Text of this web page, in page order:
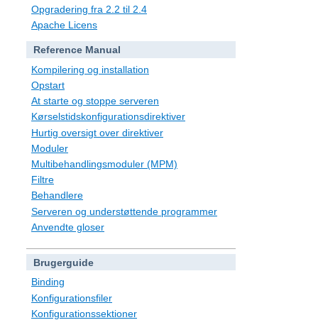
Opgradering fra 2.2 til 2.4
Apache Licens
Reference Manual
Kompilering og installation
Opstart
At starte og stoppe serveren
Kørselstidskonfigurationsdirektiver
Hurtig oversigt over direktiver
Moduler
Multibehandlingsmoduler (MPM)
Filtre
Behandlere
Serveren og understøttende programmer
Anvendte gloser
Brugerguide
Binding
Konfigurationsfiler
Konfigurationssektioner